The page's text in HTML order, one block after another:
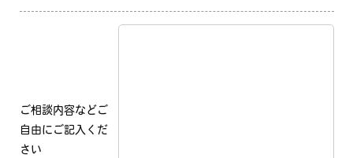
ご相談内容などご
自由にご記入くだ
さい